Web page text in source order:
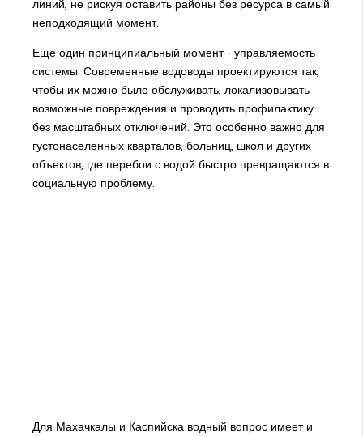
линий, не рискуя оставить районы без ресурса в самый
неподходящий момент.
Еще один принципиальный момент - управляемость
системы. Современные водоводы проектируются так,
чтобы их можно было обслуживать, локализовывать
возможные повреждения и проводить профилактику
без масштабных отключений. Это особенно важно для
густонаселенных кварталов, больниц, школ и других
объектов, где перебои с водой быстро превращаются в
социальную проблему.
Для Махачкалы и Каспийска водный вопрос имеет и